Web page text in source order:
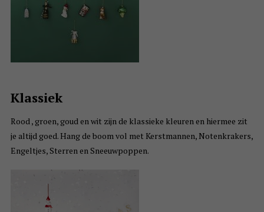
Klassiek
Rood , groen, goud en wit zijn de klassieke kleuren en hiermee zit
je altijd goed. Hang de boom vol met Kerstmannen, Notenkrakers,
Engeltjes, Sterren en Sneeuwpoppen.